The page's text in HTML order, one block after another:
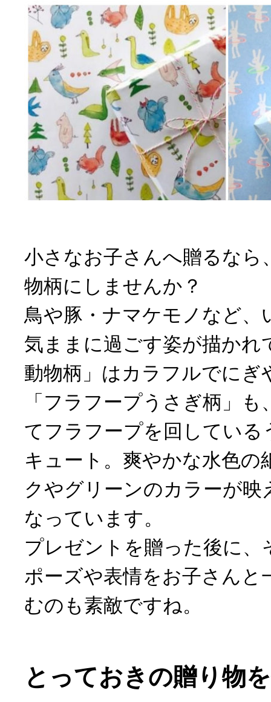
小さなお子さんへ贈るなら
物柄にしませんか？
鳥や豚・ナマケモノなど、
気ままに過ごす姿が描かれ
動物柄」はカラフルでにぎ
「フラフープうさぎ柄」
てフラフープを回してい
キュート。爽やかな水色の
クやグリーンのカラーが
なっています。
プレゼントを贈った後に、
ポーズや表情をお子さんと
むのも素敵ですね。
とっておきの贈り物